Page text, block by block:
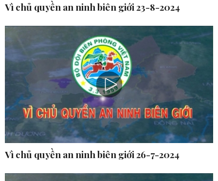
Vì chủ quyền an ninh biên giới 23-8-2024
Vì chủ quyền an ninh biên giới 26-7-2024